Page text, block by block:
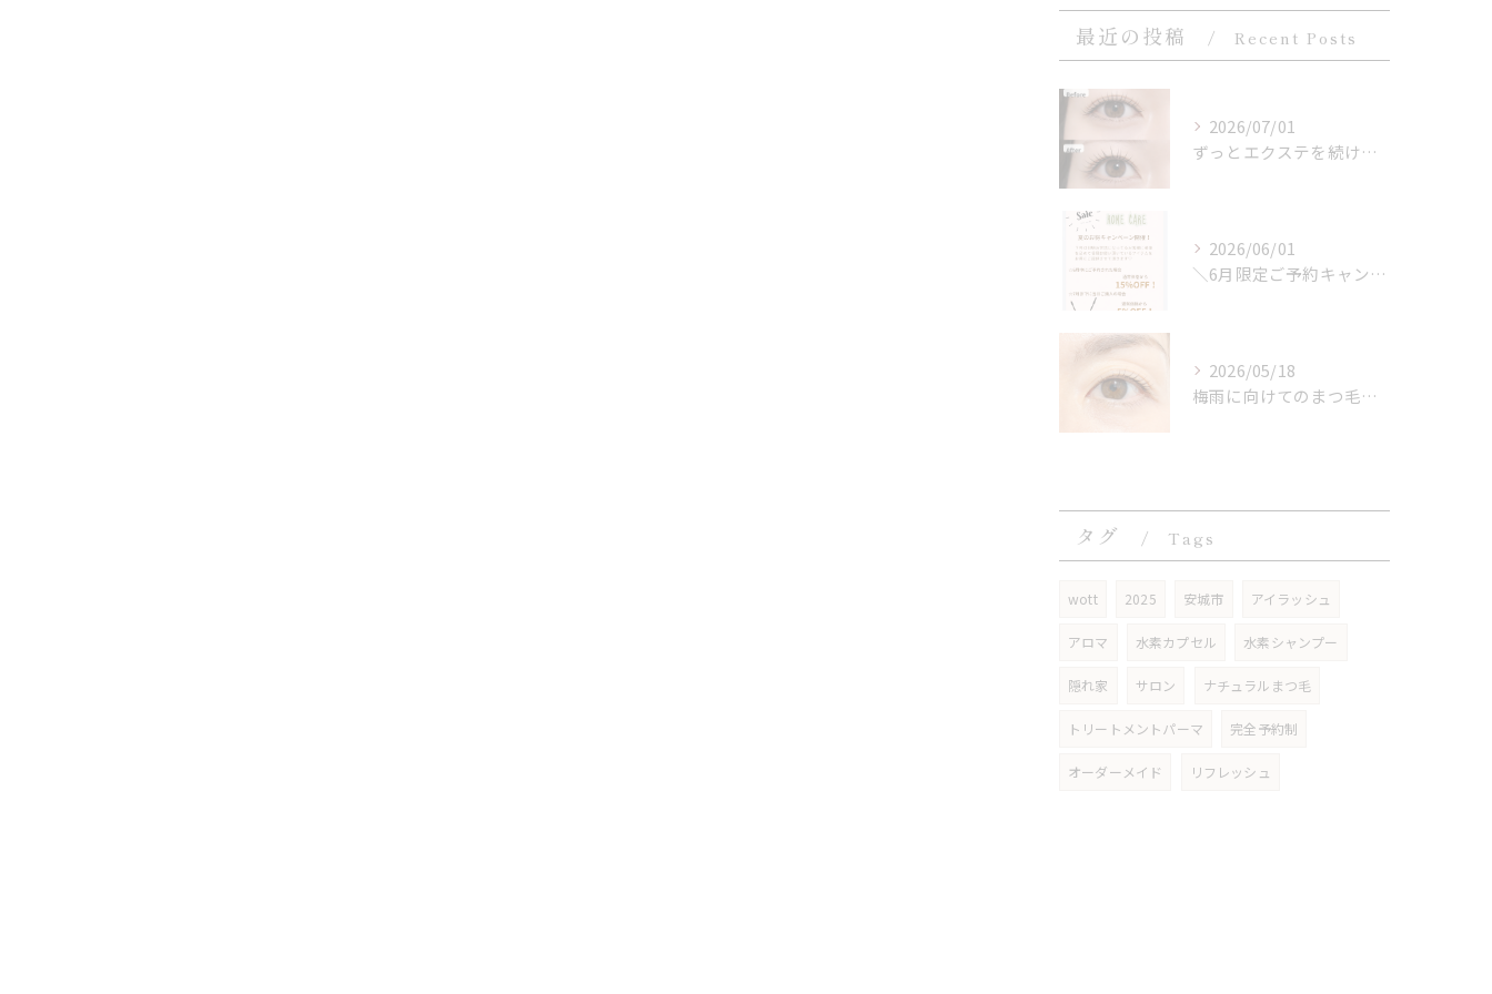
最近の投稿 Recent Posts
2026/07/01
ずっとエクステを続けている方から、よく
2026/06/01
＼6月限定ご予約キャンペーンのお知らせ／
2026/05/18
梅雨に向けてのまつ毛ケア
タグ Tags
wott 2025 安城市 アイラッシュ
アロマ 水素カプセル 水素シャンプー
隠れ家 サロン ナチュラルまつ毛
トリートメントパーマ 完全予約制
オーダーメイド リフレッシュ